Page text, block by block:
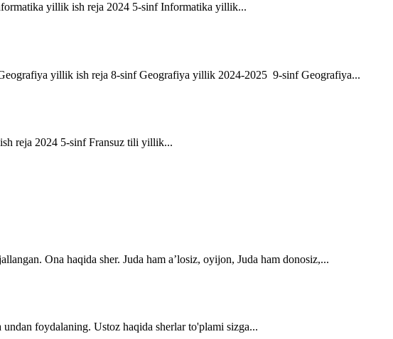
yillik ish reja 2024 5-sinf Informatika yillik...
yillik ish reja 8-sinf Geografiya yillik 2024-2025 9-sinf Geografiya...
reja 2024 5-sinf Fransuz tili yillik...
Ona haqida sher. Juda ham a’losiz, oyijon, Juda ham donosiz,...
foydalaning. Ustoz haqida sherlar to'plami sizga...